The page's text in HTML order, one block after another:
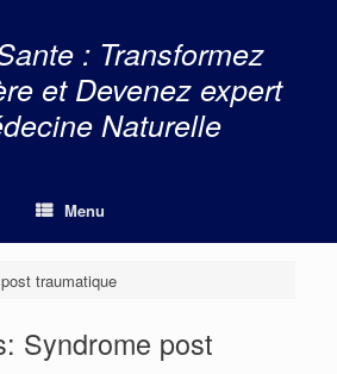
: Transformez
et Devenez expert
Naturelle
Menu
traumatique
Syndrome post